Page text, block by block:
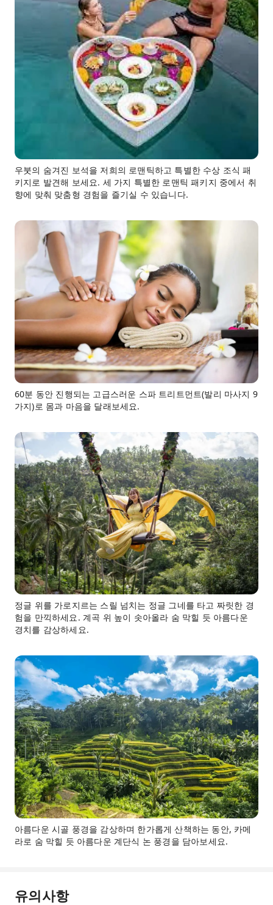
우붓의 숨겨진 보석을 저희의 로맨틱하고 특별한 수상 조식 패
키지로 발견해 보세요. 세 가지 특별한 로맨틱 패키지 중에서 취
향에 맞춰 맞춤형 경험을 즐기실 수 있습니다.
60분 동안 진행되는 고급스러운 스파 트리트먼트(발리 마사지 9
가지)로 몸과 마음을 달래보세요.
정글 위를 가로지르는 스릴 넘치는 정글 그네를 타고 짜릿한 경
험을 만끽하세요. 계곡 위 높이 솟아올라 숨 막힐 듯 아름다운
경치를 감상하세요.
아름다운 시골 풍경을 감상하며 한가롭게 산책하는 동안, 카메
라로 숨 막힐 듯 아름다운 계단식 논 풍경을 담아보세요.
유의사항